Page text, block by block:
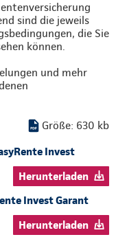
sind die jeweils
die Sie
können.
und mehr
Größe: 630 kb
Invest
Herunterladen
Invest Garant
Herunterladen